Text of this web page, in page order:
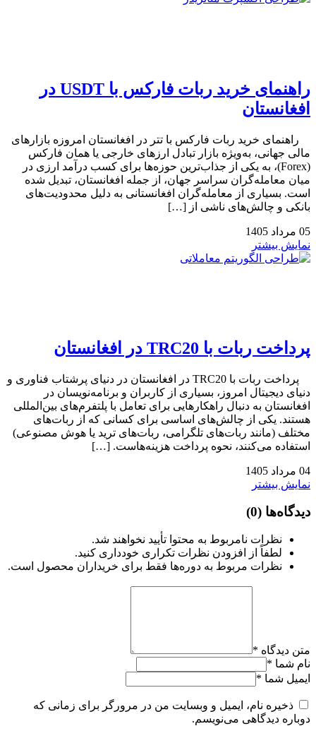
راهنمای خرید ربات فارکس با USDT در
افغانستان
راهنمای خرید ربات فارکس با تتر در افغانستان امروزه بازارهای
مالی جهانی، به‌ویژه بازار تبادل ارزهای خارجی یا همان فارکس
(Forex)، به یکی از جذاب‌ترین حوزه‌ها برای کسب درآمد ارزی در
میان معامله‌گران سراسر جهان، از جمله افغانستان، تبدیل شده
است. بسیاری از معامله‌گران افغانستانی به دلیل محدودیت‌های
بانکی و چالش‌های ناشی از […]
05 مرداد 1405
نمایش بیشتر
پرداخت ربات با TRC20 در افغانستان
پرداخت ربات با TRC20 در افغانستان در دنیای پرشتاب فناوری و
دنیای دیجیتال امروز، بسیاری از کاربران و برنامه‌نویسان در
افغانستان به دنبال راهکارهایی برای تعامل با پلتفرم‌های بین‌المللی
هستند. یکی از چالش‌های اساسی برای کسانی که از ربات‌های
مختلف (مانند ربات‌های تلگرامی، ربات‌های ترید یا هوش مصنوعی)
استفاده می‌کنند، نحوه پرداخت هزینه‌هاست. […]
04 مرداد 1405
نمایش بیشتر
دیدگاه‌ها (0)
نظرات نامربوط به محتوا تأیید نخواهند شد.
لطفاً از افزودن نظرات تکراری خودداری کنید.
نظرات مربوط به دوره‌ها فقط برای خریداران محصول است.
متن دیدگاه *
نام شما *
ایمیل شما *
ذخیره نام، ایمیل و وبسایت من در مرورگر برای زمانی که
دوباره دیدگاهی می‌نویسم.